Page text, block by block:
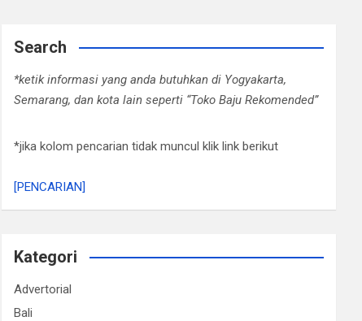
Search
*ketik informasi yang anda butuhkan di Yogyakarta,
Semarang, dan kota lain seperti “Toko Baju Rekomended”
*jika kolom pencarian tidak muncul klik link berikut
[PENCARIAN]
Kategori
Advertorial
Bali